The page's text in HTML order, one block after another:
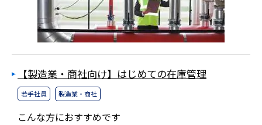
【製造業・商社向け】はじめての在庫管理
若手社員 製造業・商社
こんな方におすすめです